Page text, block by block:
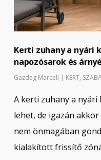
Kerti zuhany a nyári
napozósarok és
Gazdag Marcell | KERT,
A kerti zuhany a
lehet, de igazán
nem önmagában
kialakított frissítő